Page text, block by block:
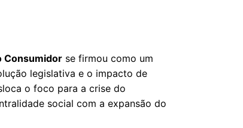
Consumidor se firmou como um
legislativa e o impacto de
o foco para a crise do
social com a expansão do